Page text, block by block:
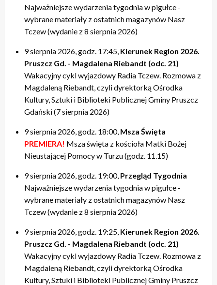
Najważniejsze wydarzenia tygodnia w pigułce -
wybrane materiały z ostatnich magazynów Nasz
Tczew (wydanie z 8 sierpnia 2026)
9 sierpnia 2026, godz. 17:45, Kierunek Region 2026.
Pruszcz Gd. - Magdalena Riebandt (odc. 21)
Wakacyjny cykl wyjazdowy Radia Tczew. Rozmowa z
Magdaleną Riebandt, czyli dyrektorką Ośrodka
Kultury, Sztuki i Biblioteki Publicznej Gminy Pruszcz
Gdański (7 sierpnia 2026)
9 sierpnia 2026, godz. 18:00, Msza Święta
PREMIERA! Msza święta z kościoła Matki Bożej
Nieustającej Pomocy w Turzu (godz. 11.15)
9 sierpnia 2026, godz. 19:00, Przegląd Tygodnia
Najważniejsze wydarzenia tygodnia w pigułce -
wybrane materiały z ostatnich magazynów Nasz
Tczew (wydanie z 8 sierpnia 2026)
9 sierpnia 2026, godz. 19:25, Kierunek Region 2026.
Pruszcz Gd. - Magdalena Riebandt (odc. 21)
Wakacyjny cykl wyjazdowy Radia Tczew. Rozmowa z
Magdaleną Riebandt, czyli dyrektorką Ośrodka
Kultury, Sztuki i Biblioteki Publicznej Gminy Pruszcz